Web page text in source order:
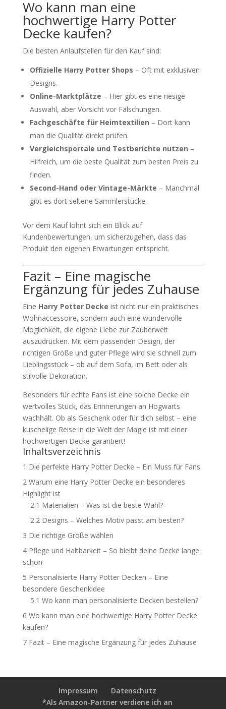
Wo kann man eine
hochwertige Harry Potter
Decke kaufen?
Die besten Anlaufstellen für den Kauf sind:
Offizielle Harry Potter Shops – Oft mit exklusiven
Designs.
Online-Marktplätze – Hier gibt es eine riesige
Auswahl, aber Vorsicht vor Fälschungen.
Fachgeschäfte für Heimtextilien – Dort kann
man die Qualität direkt prüfen.
Vergleichsportale und Testberichte nutzen –
Hilfreich, um die beste Qualität zum besten Preis zu
finden.
Second-Hand oder Vintage-Märkte – Manchmal
gibt es dort seltene Sammlerstücke.
Vor dem Kauf lohnt sich ein Blick auf
Kundenbewertungen, um sicherzugehen, dass das
Produkt den eigenen Erwartungen entspricht.
Fazit – Eine magische
Ergänzung für jedes Zuhause
Eine Harry Potter Decke ist nicht nur ein praktisches
Wohnaccessoire, sondern auch eine wundervolle
Möglichkeit, die eigene Liebe zur Zauberwelt
auszudrücken. Mit dem passenden Design, der
richtigen Größe und guter Pflege wird sie schnell zum
Lieblingsstück – ob auf dem Sofa, im Bett oder als
stilvolle Dekoration.
Besonders für echte Fans ist eine solche Decke ein
wertvolles Stück, das Erinnerungen an Hogwarts
wachhält. Ob als Geschenk oder für dich selbst – eine
kuschelige Reise in die Welt der Magie ist mit einer
hochwertigen Decke garantiert!
Inhaltsverzeichnis
1 Die perfekte Harry Potter Decke – Ein Muss für Fans
2Warum eine Harry Potter Decke ein besonderes
Highlight ist
2.1 Materialien – Was ist die beste Wahl?
2.2Designs – Welches Motiv passt am besten?
3 Die richtige Größe wählen
4Pflege und Haltbarkeit – So bleibt deine Decke lange
schön
5 Personalisierte Harry Potter Decken – Eine
besondere Geschenkidee
5.1 Wo kann man personalisierte Decken bestellen?
6 Wo kann man eine hochwertige Harry Potter Decke
kaufen?
7Fazit – Eine magische Ergänzung für jedes Zuhause
Impressum
Datenschutz
*Als Amazon-Partner verdiene ich an